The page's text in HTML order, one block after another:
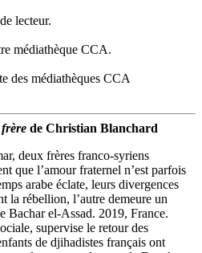
lecteur.
médiathèque CCA.
des médiathèques CCA
frère de Christian Blanchard
deux frères franco-syriens
que l’amour fraternel n’est parfois
arabe éclate, leurs divergences
la rébellion, l’autre demeure un
Bachar el-Assad. 2019, France.
supervise le retour des
de djihadistes français ont